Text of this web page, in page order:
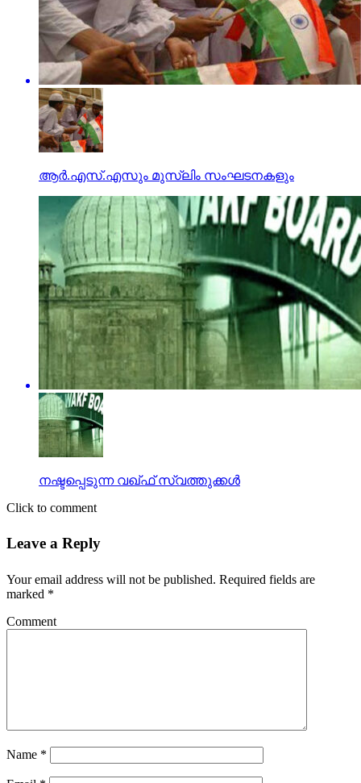
ആര്‍.എസ്.എസും മുസ്‌ലിം സംഘടനകളും
നഷ്ടപ്പെടുന്ന വഖ്ഫ് സ്വത്തുക്കള്‍
Click to comment
Leave a Reply
Your email address will not be published. Required fields are
marked *
Comment
Name *